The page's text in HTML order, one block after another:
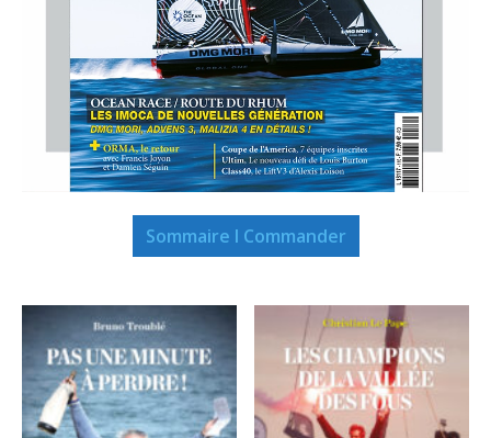
Sommaire I Commander